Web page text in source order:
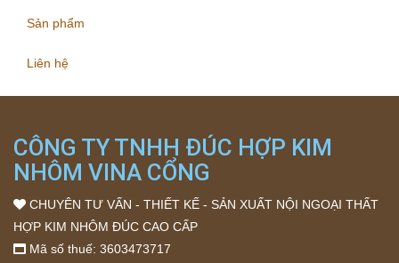
Sản phẩm
Liên hệ
CÔNG TY TNHH ĐÚC HỢP KIM
NHÔM VINA CỔNG
CHUYÊN TƯ VẤN - THIẾT KẾ - SẢN XUẤT NỘI NGOẠI THẤT
HỢP KIM NHÔM ĐÚC CAO CẤP
Mã số thuế: 3603473717